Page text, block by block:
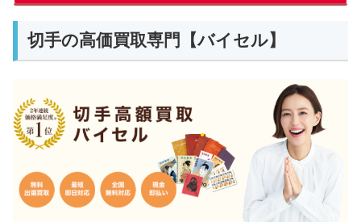
切手の高価買取専門【バイセル】